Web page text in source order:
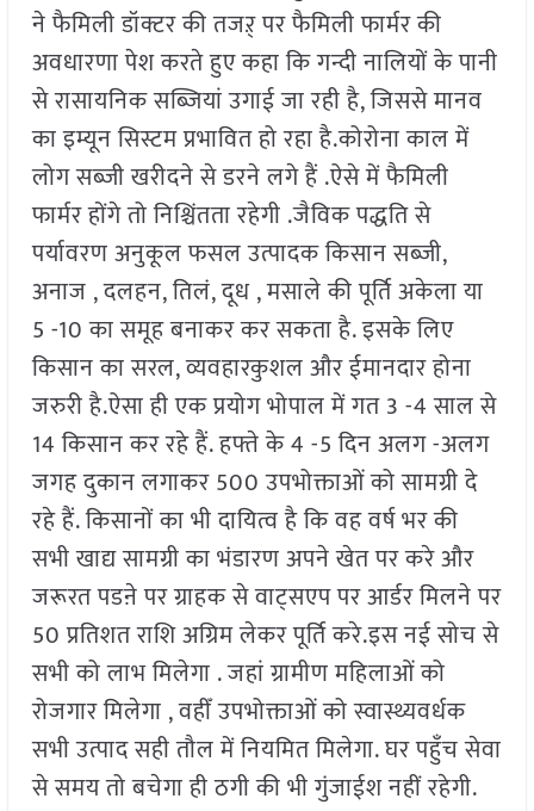
ने फैमिली डॉक्टर की तजऱ् पर फैमिली फार्मर की
अवधारणा पेश करते हुए कहा कि गन्दी नालियों के पानी
से रासायनिक सब्जियां उगाई जा रही है, जिससे मानव
का इम्यून सिस्टम प्रभावित हो रहा है.कोरोना काल में
लोग सब्जी खरीदने से डरने लगे हैं .ऐसे में फैमिली
फार्मर होंगे तो निश्चिंतता रहेगी .जैविक पद्धति से
पर्यावरण अनुकूल फसल उत्पादक किसान सब्जी,
अनाज , दलहन, तिलं, दूध , मसाले की पूर्ति अकेला या
5 -10 का समूह बनाकर कर सकता है. इसके लिए
किसान का सरल, व्यवहारकुशल और ईमानदार होना
जरुरी है.ऐसा ही एक प्रयोग भोपाल में गत 3 -4 साल से
14 किसान कर रहे हैं. हफ्ते के 4 -5 दिन अलग -अलग
जगह दुकान लगाकर 500 उपभोक्ताओं को सामग्री दे
रहे हैं. किसानों का भी दायित्व है कि वह वर्ष भर की
सभी खाद्य सामग्री का भंडारण अपने खेत पर करे और
जरूरत पडऩे पर ग्राहक से वाट्सएप पर आर्डर मिलने पर
50 प्रतिशत राशि अग्रिम लेकर पूर्ति करे.इस नई सोच से
सभी को लाभ मिलेगा . जहां ग्रामीण महिलाओं को
रोजगार मिलेगा , वहीँ उपभोक्ताओं को स्वास्थ्यवर्धक
सभी उत्पाद सही तौल में नियमित मिलेगा. घर पहुँच सेवा
से समय तो बचेगा ही ठगी की भी गुंजाईश नहीं रहेगी.